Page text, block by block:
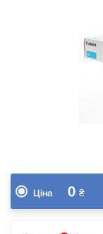
Ціна 0 ₴